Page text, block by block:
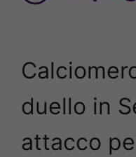
duello in
attacco